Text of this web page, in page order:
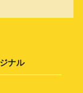
ナル